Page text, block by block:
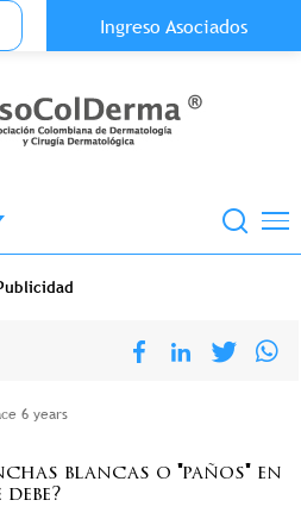
Ingreso Asociados
6 years
blancas o "paños" en